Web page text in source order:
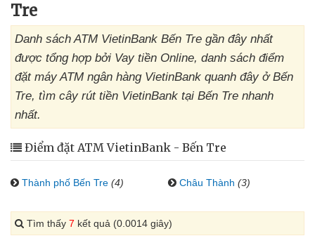
Tre
Danh sách ATM VietinBank Bến Tre gần đây nhất
được tổng hợp bởi Vay tiền Online, danh sách điểm
đặt máy ATM ngân hàng VietinBank quanh đây ở Bến
Tre, tìm cây rút tiền VietinBank tại Bến Tre nhanh
nhất.
Điểm đặt ATM VietinBank - Bến Tre
Thành phố Bến Tre (4) Châu Thành (3)
Tìm thấy 7 kết quả (0.0014 giây)